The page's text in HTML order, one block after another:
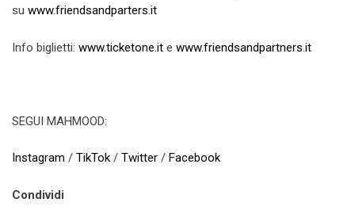
su www.friendsandparters.it
Info biglietti: www.ticketone.it e www.friendsandpartners.it
SEGUI MAHMOOD:
Instagram / TikTok / Twitter / Facebook
Condividi